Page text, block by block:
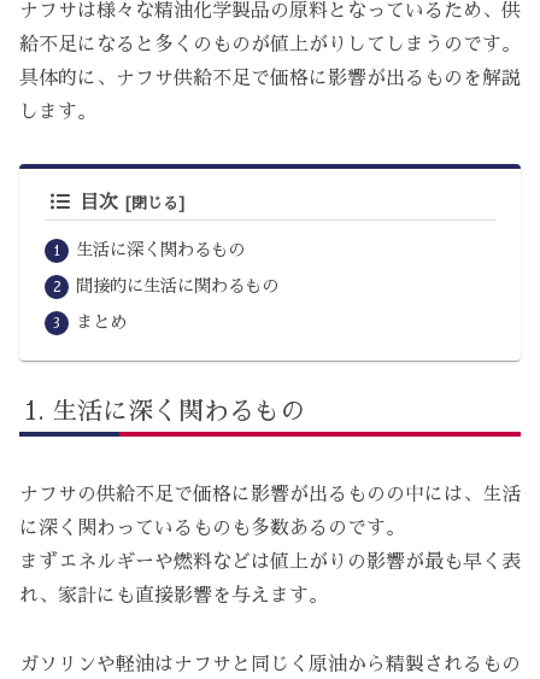
ナフサは様々な精油化学製品の原料となっているため、供
給不足になると多くのものが値上がりしてしまうのです。
具体的に、ナフサ供給不足で価格に影響が出るものを解説
します。
目次
生活に深く関わるもの
間接的に生活に関わるもの
まとめ
生活に深く関わるもの
ナフサの供給不足で価格に影響が出るものの中には、生活
に深く関わっているものも多数あるのです。
まずエネルギーや燃料などは値上がりの影響が最も早く表
れ、家計にも直接影響を与えます。
ガソリンや軽油はナフサと同じく原油から精製されるもの